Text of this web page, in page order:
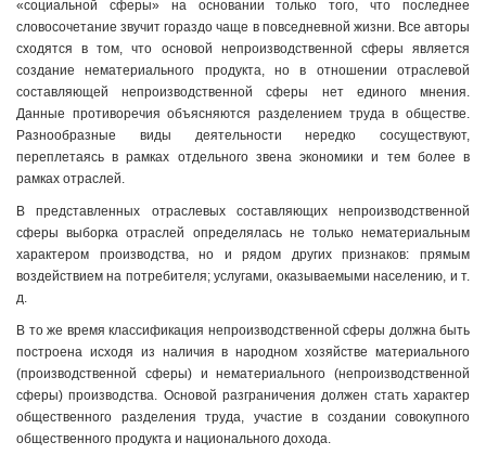
«социальной сферы» на основании только того, что последнее
словосочетание звучит гораздо чаще в повседневной жизни. Все авторы
сходятся в том, что основой непроизводственной сферы является
создание нематериального продукта, но в отношении отраслевой
составляющей непроизводственной сферы нет единого мнения.
Данные противоречия объясняются разделением труда в обществе.
Разнообразные виды деятельности нередко сосуществуют,
переплетаясь в рамках отдельного звена экономики и тем более в
рамках отраслей.
В представленных отраслевых составляющих непроизводственной
сферы выборка отраслей определялась не только нематериальным
характером производства, но и рядом других признаков: прямым
воздействием на потребителя; услугами, оказываемыми населению, и т.
д.
В то же время классификация непроизводственной сферы должна быть
построена исходя из наличия в народном хозяйстве материального
(производственной сферы) и нематериального (непроизводственной
сферы) производства. Основой разграничения должен стать характер
общественного разделения труда, участие в создании совокупного
общественного продукта и национального дохода.